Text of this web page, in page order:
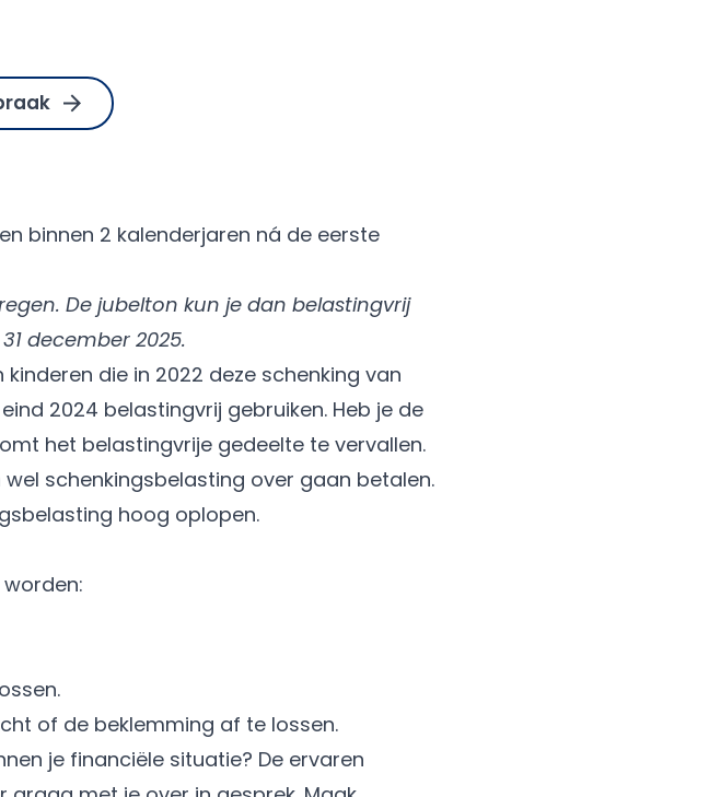
binnen 2 kalenderjaren ná de eerste
De jubelton kun je dan belastingvrij
december 2025.
die in 2022 deze schenking van
2024 belastingvrij gebruiken. Heb je de
het belastingvrije gedeelte te vervallen.
schenkingsbelasting over gaan betalen.
hoog oplopen.
of de beklemming af te lossen.
je financiële situatie? De ervaren